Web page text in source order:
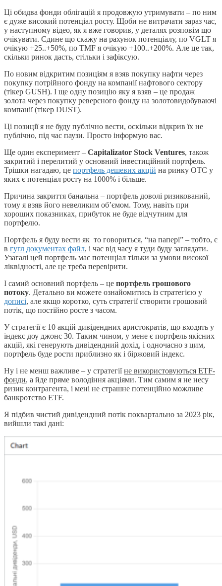
Ці обидва фонди облігацій я продовжую утримувати – по ним
є дуже високий потенціал росту. Щоби не витрачати зараз час,
у наступному відео, як я вже говорив, у деталях розповім що
очікувати. Єдине що скажу на рахунок потенціалу, по VGLT я
очікую +25..+50%, по TMF я очікую +100..+200%. Але це так,
скільки ринок дасть, стільки і зафіксую.
По новим відкритим позиціям я взяв покупку нафти через
покупку потрійного фонду на компанії нафтового сектору
(тікер GUSH). І ще одну позицію яку я взяв – це продаж
золота через покупку реверсного фонду на золотовидобуваючі
компанії (тікер DUST).
Ці позиції я не буду публічно вести, оскільки відкрив їх не
публічно, під час паузи. Просто інформую вас.
Ще один експеримент – Capitalizator Stock Ventures, також
закритий і перелитий у основний інвестиційний портфель.
Трішки нагадаю, це портфель дешевих акцій на ринку OTC у
яких є потенціал росту на 1000% і більше.
Причина закриття банальна – портфель доволі ризикований,
тому я взяв його невеликим об’ємом. Тому, навіть при
хороших показниках, прибуток не буде відчутним для
портфелю.
Портфель я буду вести як то говориться, “на папері” – тобто, є
в гугл документах файл, і час від часу я туди буду заглядати.
Узагалі цей портфель має потенціал тільки за умови високої
ліквідності, але це треба перевірити.
І самий основний портфель – це портфель грошового
потоку. Детально ви можете ознайомитись із стратегією у
дописі, але якщо коротко, суть стратегії створити грошовий
потік, що постійно росте з часом.
У стратегії є 10 акцій дивідендних аристократів, що входять у
індекс доу джонс 30. Таким чином, у мене є портфель якісних
акцій, які генерують дивідендний дохід, і одночасно з цим,
портфель буде рости приблизно як і біржовий індекс.
Ну і не менш важливе – у стратегіїне використовуються ETF-
фонди, а йде пряме володіння акціями. Тим самим я не несу
ризик контрагента, і мені не страшне потенційно можливе
банкротство ETF.
Я підбив чистий дивідендний потік поквартально за 2023 рік,
вийшли такі дані: